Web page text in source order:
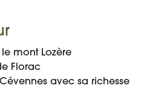
mont Lozère
Florac
avec sa richesse